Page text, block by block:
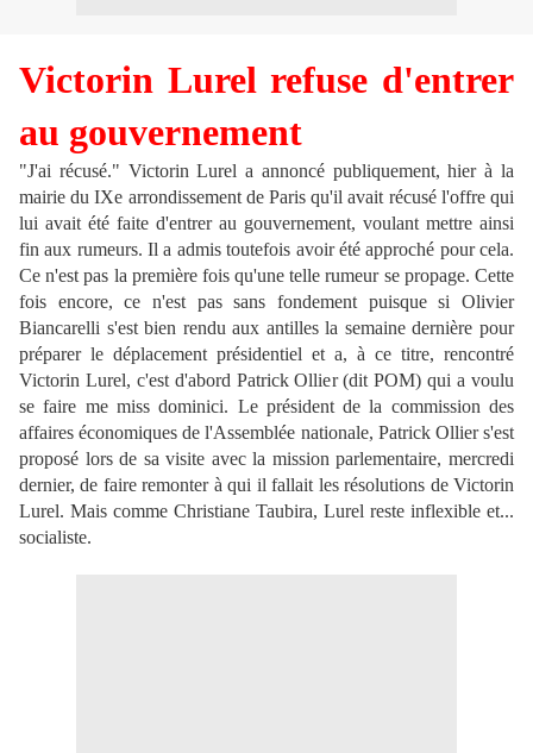
Victorin Lurel refuse d'entrer
au gouvernement
"J'ai récusé." Victorin Lurel a annoncé publiquement, hier à la
mairie du IXe arrondissement de Paris qu'il avait récusé l'offre qui
lui avait été faite d'entrer au gouvernement, voulant mettre ainsi
fin aux rumeurs. Il a admis toutefois avoir été approché pour cela.
Ce n'est pas la première fois qu'une telle rumeur se propage. Cette
fois encore, ce n'est pas sans fondement puisque si Olivier
Biancarelli s'est bien rendu aux antilles la semaine dernière pour
préparer le déplacement présidentiel et a, à ce titre, rencontré
Victorin Lurel, c'est d'abord Patrick Ollier (dit POM) qui a voulu
se faire me miss dominici. Le président de la commission des
affaires économiques de l'Assemblée nationale, Patrick Ollier s'est
proposé lors de sa visite avec la mission parlementaire, mercredi
dernier, de faire remonter à qui il fallait les résolutions de Victorin
Lurel. Mais comme Christiane Taubira, Lurel reste inflexible et...
socialiste.